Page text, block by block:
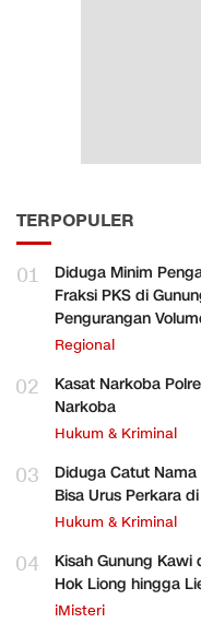
TERPOPULER
01
Diduga Minim
Fraksi PKS di
Pengurangan
Regional
02
Kasat Narkoba
Narkoba
Hukum & Kriminal
03
Diduga Catut
Bisa Urus Perkara
Hukum & Kriminal
04
Kisah Gunung
Hok Liong hingga
iMisteri